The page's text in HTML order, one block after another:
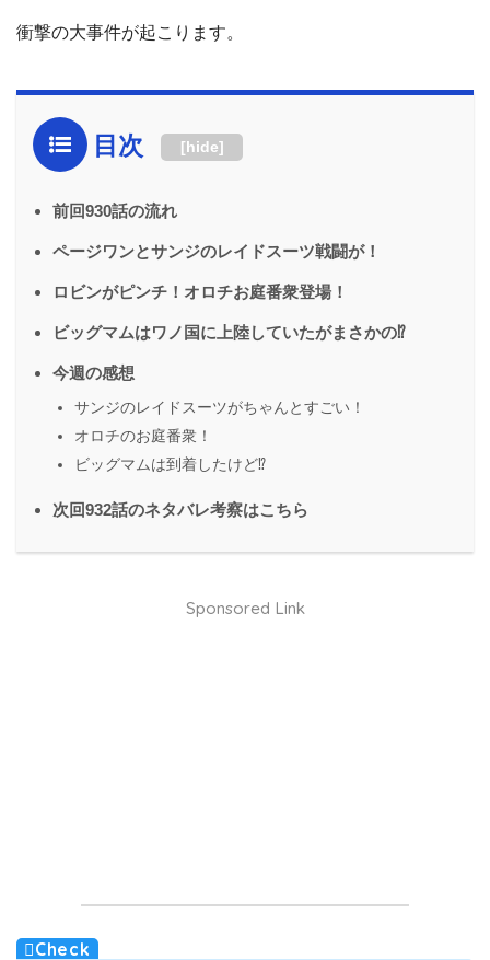
衝撃の大事件が起こります。
目次 [hide]
前回930話の流れ
ページワンとサンジのレイドスーツ戦闘が！
ロビンがピンチ！オロチお庭番衆登場！
ビッグマムはワノ国に上陸していたがまさかの⁉︎
今週の感想
サンジのレイドスーツがちゃんとすごい！
オロチのお庭番衆！
ビッグマムは到着したけど⁉︎
次回932話のネタバレ考察はこちら
Sponsored Link